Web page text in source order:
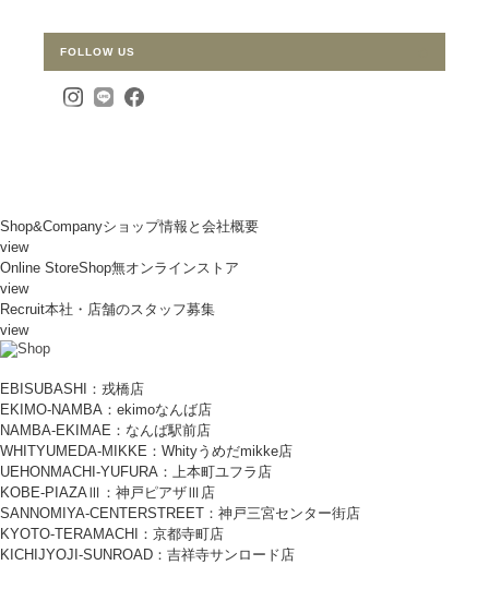
FOLLOW US
Shop&Companyショップ情報と会社概要
view
Online StoreShop無オンラインストア
view
Recruit本社・店舗のスタッフ募集
view
EBISUBASHI：戎橋店
EKIMO-NAMBA：ekimoなんば店
NAMBA-EKIMAE：なんば駅前店
WHITYUMEDA-MIKKE：Whityうめだmikke店
UEHONMACHI-YUFURA：上本町ユフラ店
KOBE-PIAZAⅢ：神戸ピアザⅢ店
SANNOMIYA-CENTERSTREET：神戸三宮センター街店
KYOTO-TERAMACHI：京都寺町店
KICHIJYOJI-SUNROAD：吉祥寺サンロード店